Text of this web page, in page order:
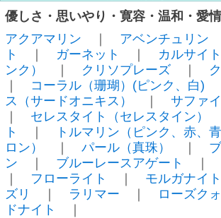
優しさ・思いやり・寛容・温和・愛
アクアマリン アベンチュリン
ト
ガーネット
カルサイ
ンク）
クリソプレーズ
コーラル（珊瑚）(ピンク、白)
ス（サードオニキス）
サファ
セレスタイト（セレスタイン）
ト
トルマリン（ピンク、赤、
ロン）
パール（真珠）
ン
ブルーレースアゲート
フローライト モルガナイト
ズリ
ラリマー ローズク
ドナイト